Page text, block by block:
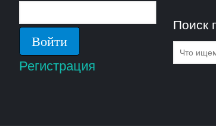
Регистрация
Поиск